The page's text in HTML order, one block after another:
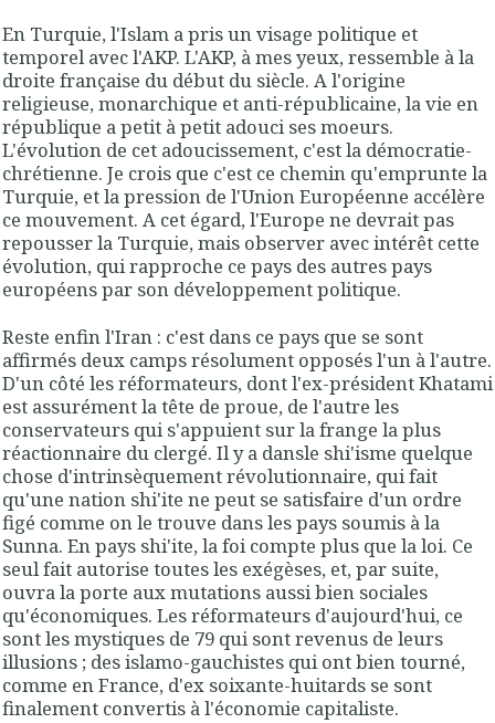
En Turquie, l'Islam a pris un visage politique et
temporel avec l'AKP. L'AKP, à mes yeux, ressemble à la
droite française du début du siècle. A l'origine
religieuse, monarchique et anti-républicaine, la vie en
république a petit à petit adouci ses moeurs.
L'évolution de cet adoucissement, c'est la démocratie-
chrétienne. Je crois que c'est ce chemin qu'emprunte la
Turquie, et la pression de l'Union Européenne accélère
ce mouvement. A cet égard, l'Europe ne devrait pas
repousser la Turquie, mais observer avec intérêt cette
évolution, qui rapproche ce pays des autres pays
européens par son développement politique.
Reste enfin l'Iran : c'est dans ce pays que se sont
affirmés deux camps résolument opposés l'un à l'autre.
D'un côté les réformateurs, dont l'ex-président Khatami
est assurément la tête de proue, de l'autre les
conservateurs qui s'appuient sur la frange la plus
réactionnaire du clergé. Il y a dansle shi'isme quelque
chose d'intrinsèquement révolutionnaire, qui fait
qu'une nation shi'ite ne peut se satisfaire d'un ordre
figé comme on le trouve dans les pays soumis à la
Sunna. En pays shi'ite, la foi compte plus que la loi. Ce
seul fait autorise toutes les exégèses, et, par suite,
ouvra la porte aux mutations aussi bien sociales
qu'économiques. Les réformateurs d'aujourd'hui, ce
sont les mystiques de 79 qui sont revenus de leurs
illusions ; des islamo-gauchistes qui ont bien tourné,
comme en France, d'ex soixante-huitards se sont
finalement convertis à l'économie capitaliste.